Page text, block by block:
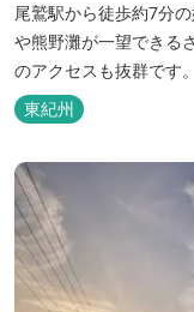
尾鷲駅から徒歩約7分
や熊野灘が一望できる
のアクセスも抜群です。
東紀州